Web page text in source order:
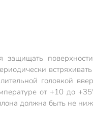
головкой
от +10 до
должна быть не